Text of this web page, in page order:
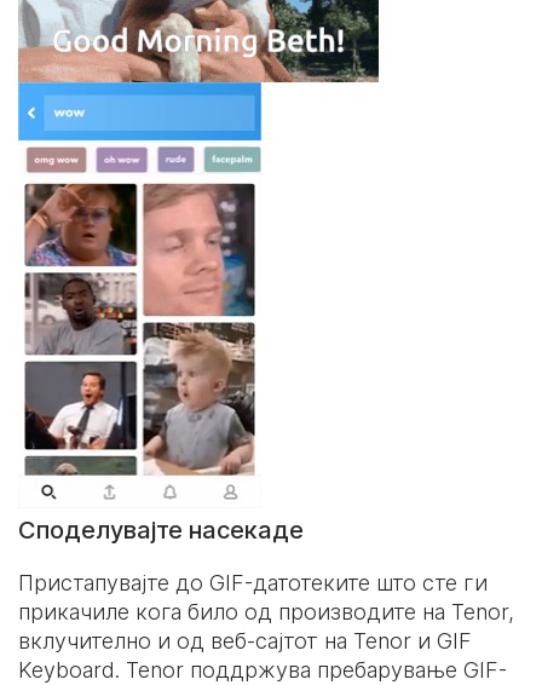
Споделувајте насекаде
Пристапувајте до GIF-датотеките што сте ги
прикачиле кога било од производите на Tenor,
вклучително и од веб-сајтот на Tenor и GIF
Keyboard. Tenor поддржува пребарување GIF-